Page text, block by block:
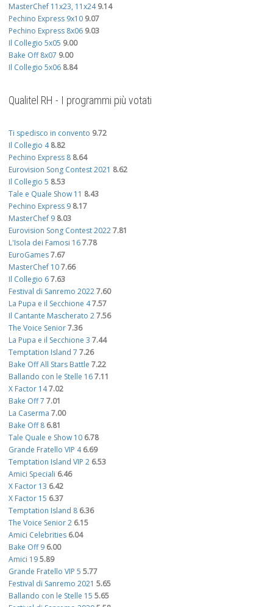
MasterChef 11x23, 11x24 9.14
Pechino Express 9x10 9.07
Pechino Express 8x06 9.03
Il Collegio 5x05 9.00
Bake Off 8x07 9.00
Il Collegio 5x06 8.84
Qualitel RH - I programmi più votati
Ti spedisco in convento 9.72
Il Collegio 4 8.82
Pechino Express 8 8.64
Eurovision Song Contest 2021 8.62
Il Collegio 5 8.53
Tale e Quale Show 11 8.43
Pechino Express 9 8.17
MasterChef 9 8.03
Eurovision Song Contest 20227.81
L'Isola dei Famosi 167.78
EuroGames7.67
MasterChef 107.66
Il Collegio 67.63
Festival di Sanremo 20227.60
La Pupa e il Secchione 47.57
Il Cantante Mascherato 27.56
The Voice Senior7.36
La Pupa e il Secchione 3 7.44
Temptation Island 7 7.26
Bake Off All Stars Battle 7.22
Ballando con le Stelle 167.11
X Factor 147.02
Bake Off 7 7.01
La Caserma 7.00
Bake Off 8 6.81
Tale Quale e Show 10 6.78
Grande Fratello VIP 4 6.69
Temptation Island VIP 2 6.53
Amici Speciali 6.46
X Factor 13 6.42
X Factor 15 6.37
Temptation Island 8 6.36
The Voice Senior 2 6.15
Amici Celebrities 6.04
Bake Off 9 6.00
Amici 195.89
Grande Fratello VIP 5 5.77
Festival di Sanremo 2021 5.65
Ballando con le Stelle 15 5.65